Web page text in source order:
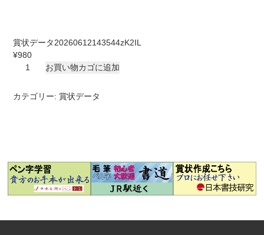
賞状データ20260612143544zK2IL
¥980
デ
お買い物カゴに追加
カテゴリー: 賞状データ